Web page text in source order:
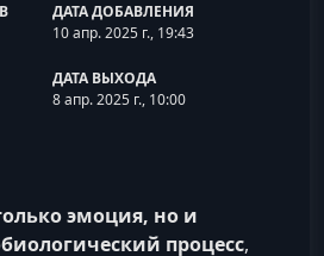
ДАТА ДОБАВЛЕНИЯ
10 апр. 2025 г., 19:43
ДАТА ВЫХОДА
8 апр. 2025 г., 10:00
эмоция, но и
процесс,